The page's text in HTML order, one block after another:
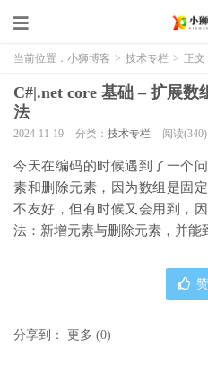
当前位置： 小狮博客 > 技术专栏 > 正文
C#|.net core 基础 – 扩展
法
2024-11-19 分类： 技术专栏 阅读(340)
今天在编码的时候遇到了一个
素和删除元素，因为数组是固
不友好，但有时候又会用到，
法：新增元素与删除元素，并能
分享到： 更多 (0)